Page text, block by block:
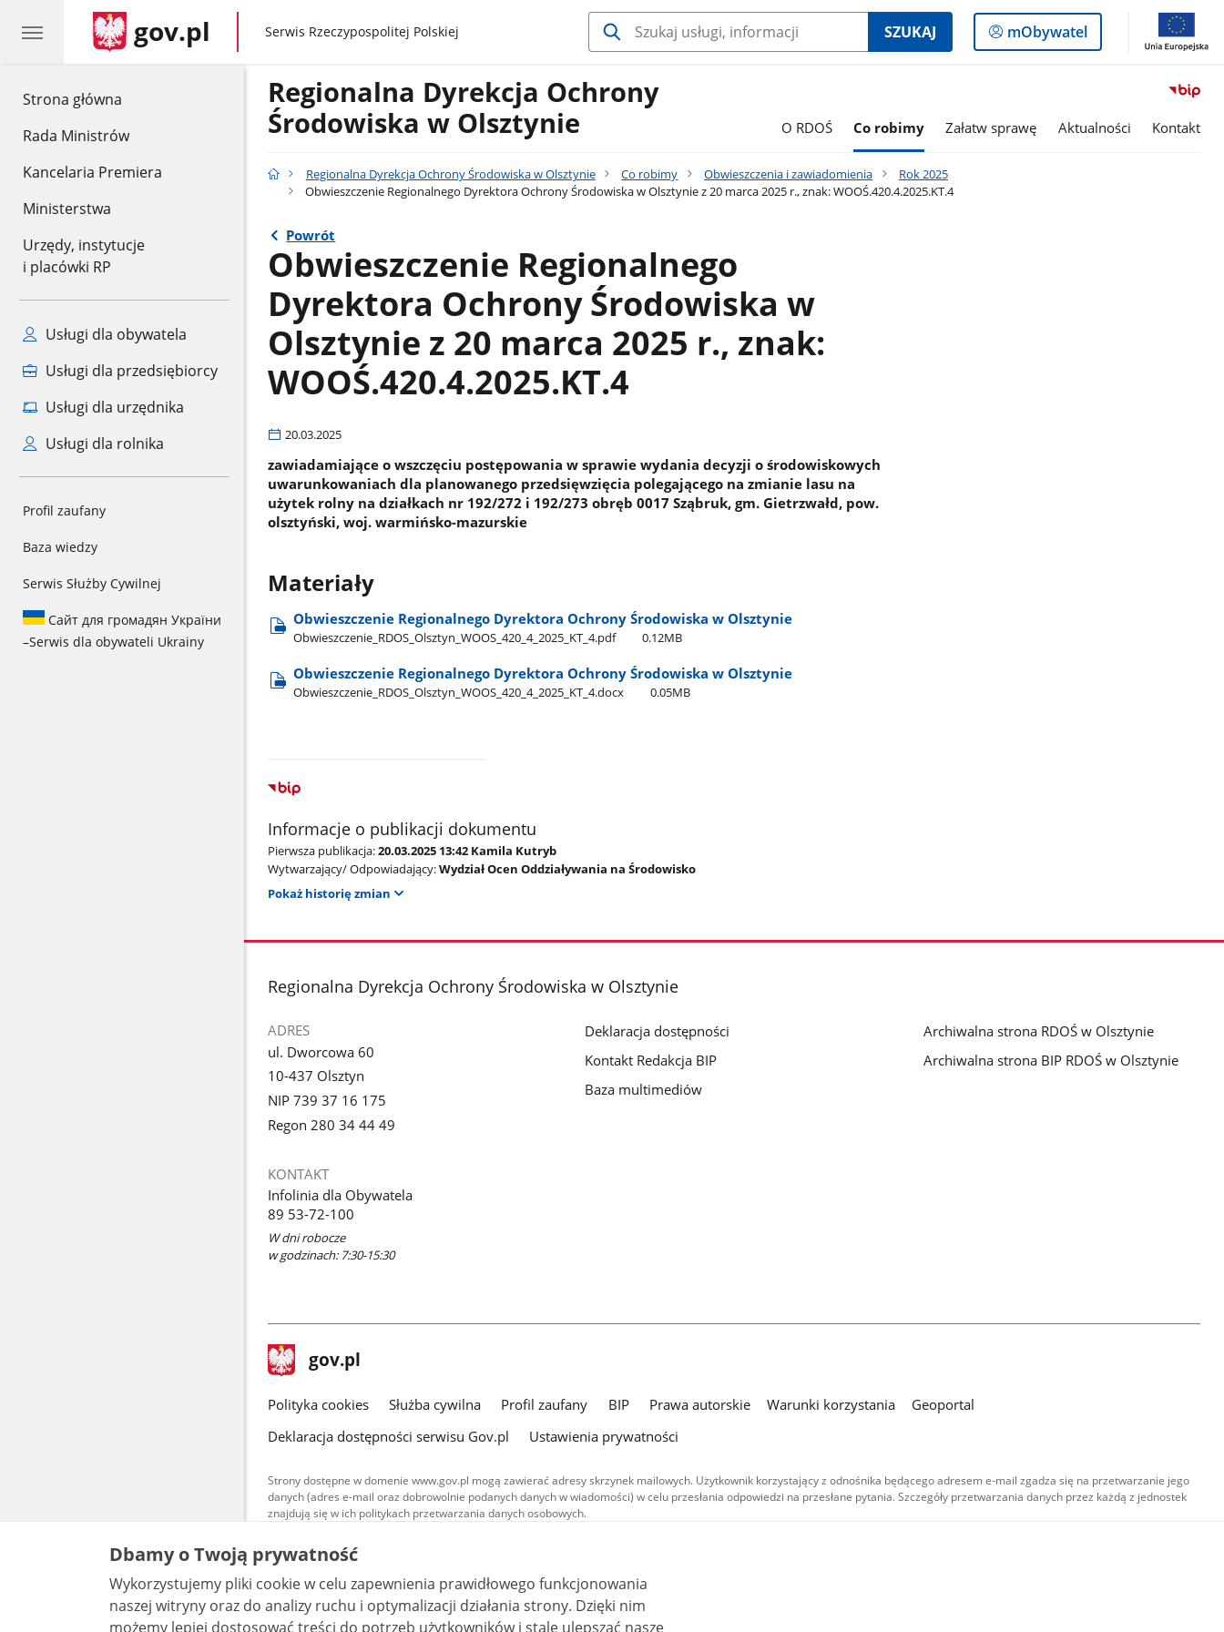
Strona główna
Rada Ministrów
Kancelaria Premiera
Ministerstwa
Urzędy, instytucje
i placówki RP
Usługi dla obywatela
Usługi dla przedsiębiorcy
Usługi dla urzędnika
Usługi dla rolnika
Profil zaufany
Baza wiedzy
Serwis Służby Cywilnej
Сайт для громадян України
–Serwis dla obywateli Ukrainy
gov.pl gov.pl
Serwis Rzeczypospolitej Polskiej SZUKAJ
Logowanie
do
mObywatel
Regionalna Dyrekcja Ochrony
Środowiska w Olsztynie
O RDOŚ Co robimy Załatw sprawę Aktualności Kontakt
Regionalna Dyrekcja Ochrony Środowiska w Olsztynie Co robimy Obwieszczenia i zawiadomienia
Rok 2025
Obwieszczenie Regionalnego Dyrektora Ochrony Środowiska w Olsztynie z 20 marca 2025 r., znak: WOOŚ.420.4.2025.KT.4
Powrót
Obwieszczenie Regionalnego
Dyrektora Ochrony Środowiska w
Olsztynie z 20 marca 2025 r., znak:
WOOŚ.420.4.2025.KT.4
20.03.2025
zawiadamiające o wszczęciu postępowania w sprawie wydania decyzji o środowiskowych
uwarunkowaniach dla planowanego przedsięwzięcia polegającego na zmianie lasu na
użytek rolny na działkach nr 192/272 i 192/273 obręb 0017 Sząbruk, gm. Gietrzwałd, pow.
olsztyński, woj. warmińsko-mazurskie
Materiały
Obwieszczenie Regionalnego Dyrektora Ochrony Środowiska w Olsztynie
Obwieszczenie​_RDOS​_Olsztyn​_WOOS​_420​_4​_2025​_KT​_4.pdf 0.12MB
Obwieszczenie Regionalnego Dyrektora Ochrony Środowiska w Olsztynie
Obwieszczenie​_RDOS​_Olsztyn​_WOOS​_420​_4​_2025​_KT​_4.docx 0.05MB
Informacje o publikacji dokumentu
Pierwsza publikacja:20.03.2025 13:42 Kamila Kutryb
Wytwarzający/ Odpowiadający:Wydział Ocen Oddziaływania na Środowisko
Pokaż historię zmian
stopka
Regionalna Dyrekcja Ochrony Środowiska w Olsztynie
ADRES
ul. Dworcowa 60
10-437 Olsztyn
NIP 739 37 16 175
Regon 280 34 44 49
KONTAKT
Infolinia dla Obywatela
89 53-72-100
W dni robocze
w godzinach: 7:30-15:30
Deklaracja dostępności
Kontakt Redakcja BIP
Baza multimediów
Archiwalna strona RDOŚ w Olsztynie
Archiwalna strona BIP RDOŚ w Olsztynie
stopka
gov.pl Strona
gov.pl
gov.pl
Polityka cookies Służba cywilna Profil zaufany BIP Prawa autorskie Warunki korzystania
Geoportal
Deklaracja dostępności serwisu Gov.pl
Ustawienia prywatności
Strony dostępne w domenie www.gov.pl mogą zawierać adresy skrzynek mailowych. Użytkownik korzystający z odnośnika będącego adresem e-mail zgadza się na przetwarzanie jego
danych (adres e-mail oraz dobrowolnie podanych danych w wiadomości) w celu przesłania odpowiedzi na przesłane pytania. Szczegóły przetwarzania danych przez każdą z jednostek
znajdują się w ich politykach przetwarzania danych osobowych.
Treści tekstowe publikowane w serwisie (z wyłączeniem treści audiowizualnych), są
udostępniane na licencji typu Creative Commons: uznanie autorstwa - na tych samych
warunkach 4.0 (CC BY-SA 4.0). Materiały audiowizualne, w tym zdjęcia, materiały audio i wideo,
są udostępniane na licencji typu Creative Commons: uznanie autorstwa użycie niekomercyjne -
bez utworów zależnych 4.0 (CC BY-NC-ND 4.0), o ile nie jest to stwierdzone inaczej.
Dbamy o Twoją prywatność
Wykorzystujemy pliki cookie w celu zapewnienia prawidłowego funkcjonowania
naszej witryny oraz do analizy ruchu i optymalizacji działania strony. Dzięki nim
możemy lepiej dostosować treści do potrzeb użytkowników i stale ulepszać nasze